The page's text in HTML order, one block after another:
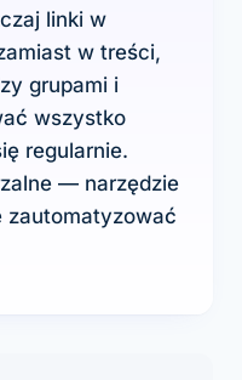
linki w
w treści,
grupami i
wszystko
regularnie.
— narzędzie
zautomatyzować